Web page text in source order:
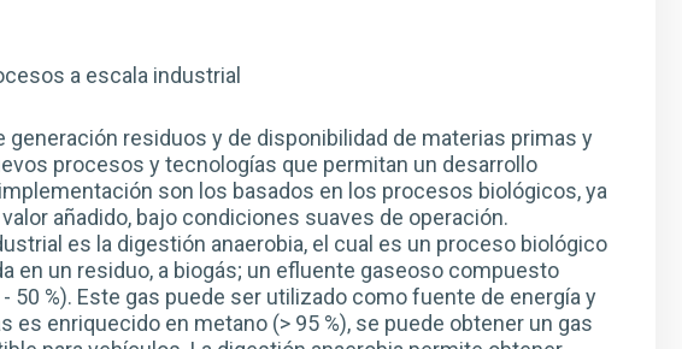
a escala industrial
residuos y de disponibilidad de materias primas y
procesos y tecnologías que permitan un desarrollo
son los basados en los procesos biológicos, ya
añadido, bajo condiciones suaves de operación.
es la digestión anaerobia, el cual es un proceso biológico
en un residuo, a biogás; un efluente gaseoso compuesto
%). Este gas puede ser utilizado como fuente de energía y
enriquecido en metano (> 95 %), se puede obtener un gas